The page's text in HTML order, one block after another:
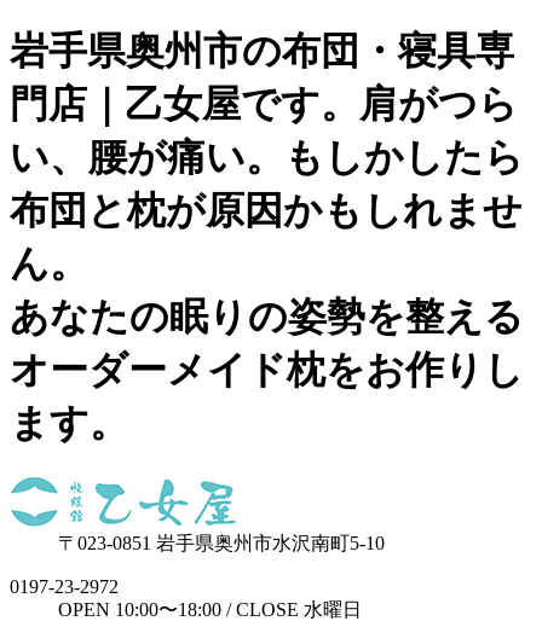
岩手県奥州市の布団・寝具専
門店｜乙女屋です。肩がつら
い、腰が痛い。もしかしたら
布団と枕が原因かもしれませ
ん。
あなたの眠りの姿勢を整える
オーダーメイド枕をお作りし
ます。
〒023-0851 岩手県奥州市水沢南町5-10
0197-23-2972
OPEN 10:00〜18:00 / CLOSE 水曜日